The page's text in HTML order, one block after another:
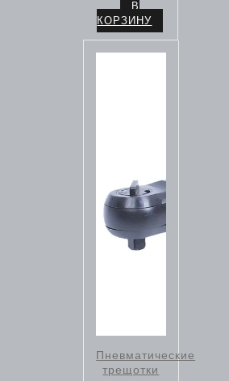
В
КОРЗИНУ
Пневматические
трещотки